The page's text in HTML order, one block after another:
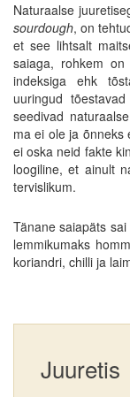
Naturaalse
sourdough, on
et see lihtsalt
saiaga, rohkem
indeksiga ehk
uuringud
seedivad
ma ei ole ja õnneks
ei oska neid fakte
loogiline, et ainult
tervislikum.
Tänane saiapäts
lemmikumaks
koriandri, chilli ja
Juuretis